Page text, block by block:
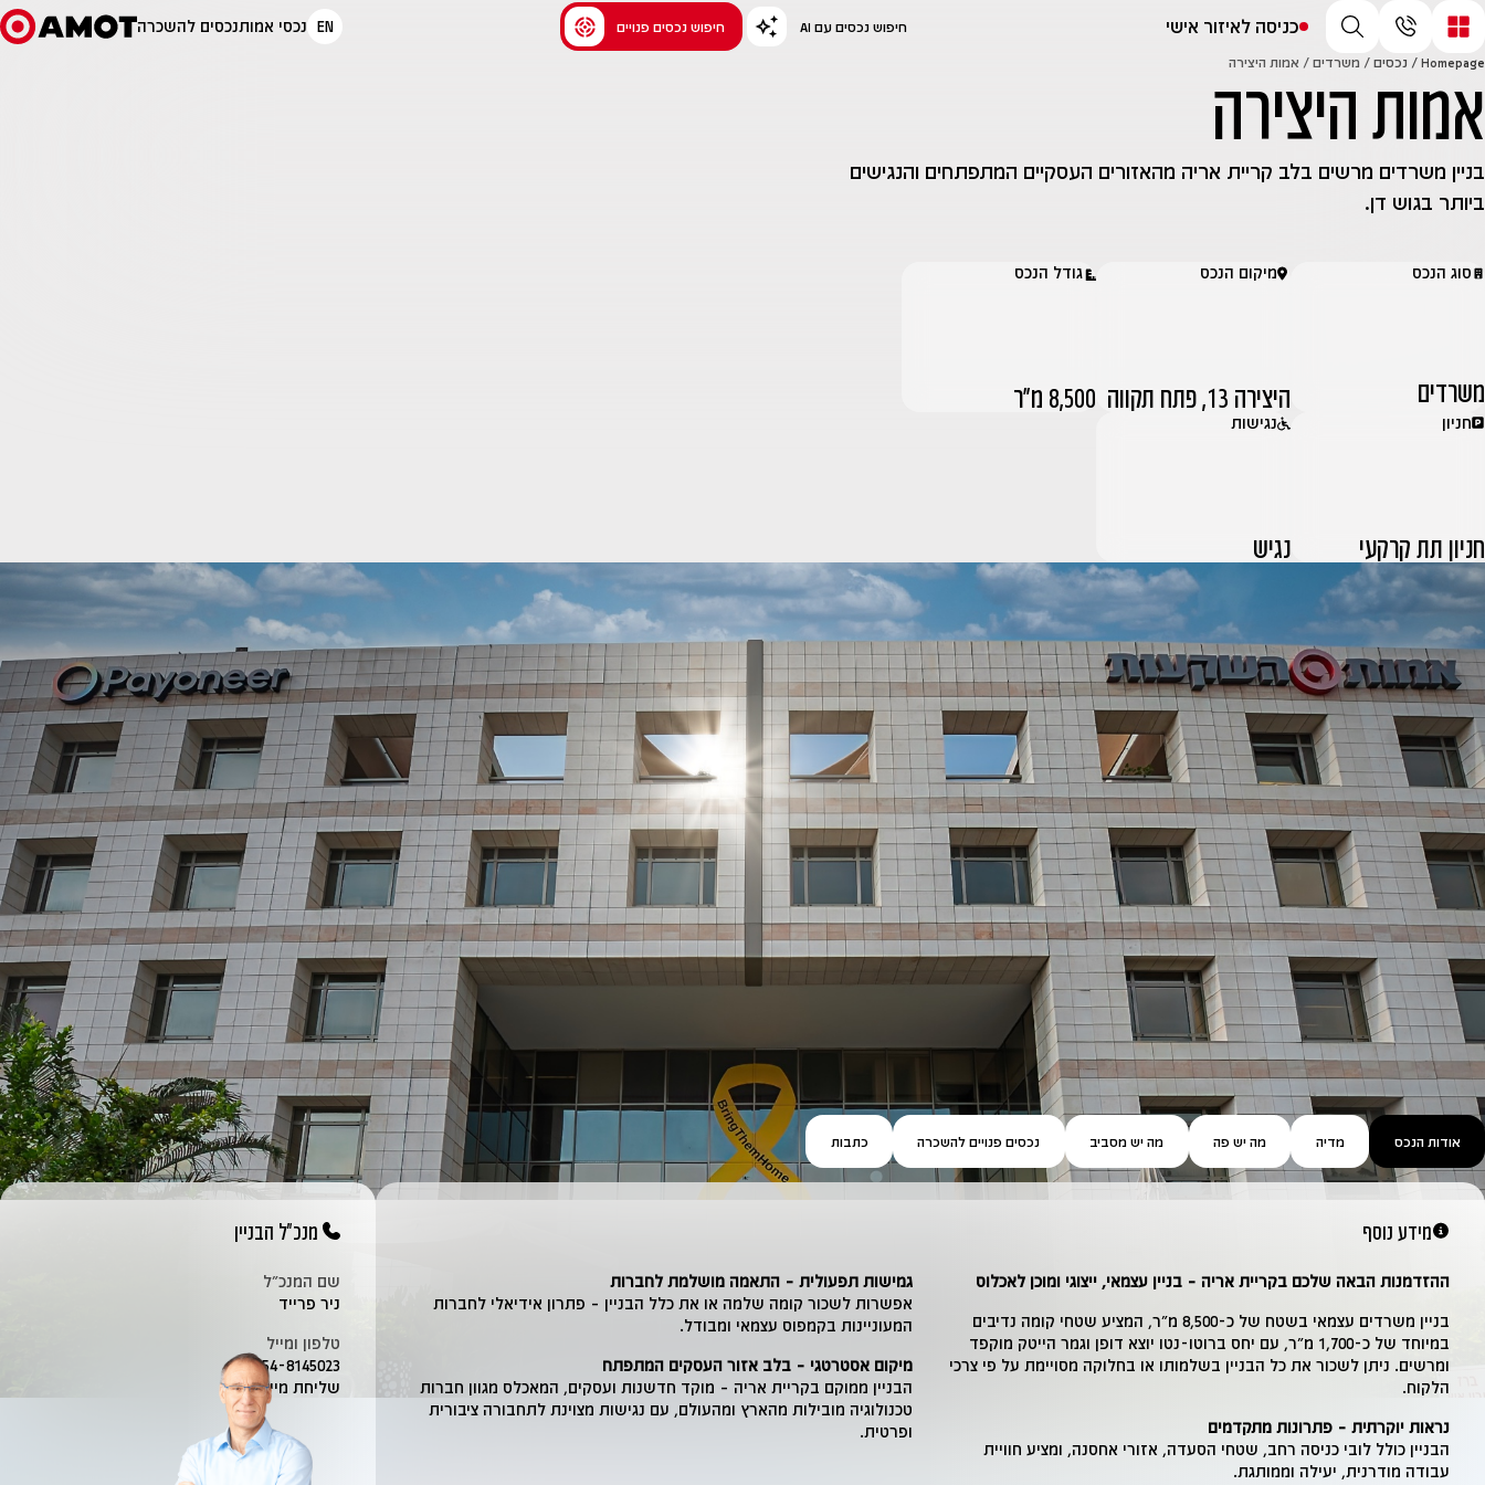
כניסה לאיזור אישי AI חיפוש נכסים עם חיפוש נכסים פנויים EN נכסי אמותנכסים להשכרה
Homepage
/ נכסים / משרדים / אמות היצירה
אמות היצירה
בניין משרדים מרשים בלב קריית אריה מהאזורים העסקיים המתפתחים והנגישים
ביותר בגוש דן.
סוג הנכס
משרדים
מיקום הנכס
היצירה 13, פתח תקווה
גודל הנכס
8,500 מ״ר
חניון
חניון תת קרקעי
נגישות
נגיש
אודות הנכס מדיה מה יש פה מה יש מסביב נכסים פנויים להשכרה כתבות
מידע נוסף
ההזדמנות הבאה שלכם בקריית אריה – בניין עצמאי, ייצוגי ומוכן לאכלוס
בניין משרדים עצמאי בשטח של כ-8,500 מ"ר, המציע שטחי קומה נדיבים
במיוחד של כ-1,700 מ"ר, עם יחס ברוטו-נטו יוצא דופן וגמר הייטק מוקפד
ומרשים. ניתן לשכור את כל הבניין בשלמותו או בחלוקה מסויימת על פי צרכי
הלקוח.
נראות יוקרתית – פתרונות מתקדמים
הבניין כולל לובי כניסה רחב, שטחי הסעדה, אזורי אחסנה, ומציע חוויית
עבודה מודרנית, יעילה וממותגת.
גמישות תפעולית – התאמה מושלמת לחברות
אפשרות לשכור קומה שלמה או את כלל הבניין – פתרון אידיאלי לחברות
המעוניינות בקמפוס עצמאי ומבודל.
מיקום אסטרטגי – בלב אזור העסקים המתפתח
הבניין ממוקם בקריית אריה – מוקד חדשנות ועסקים, המאכלס מגוון חברות
טכנולוגיה מובילות מהארץ ומהעולם, עם נגישות מצוינת לתחבורה ציבורית
ופרטית.
מנכ"ל הבניין
שם המנכ״ל
ניר פרייד
טלפון ומייל
054-8145023
שליחת מייל